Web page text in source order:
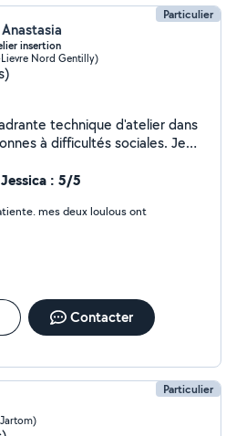
Particulier
insertion
Nord Gentilly)
technique d'atelier dans
à difficultés sociales. Je
des locaux) Je suis
. Pour mon CV complet il
: 5/5
mes deux loulous ont
Contacter
Particulier